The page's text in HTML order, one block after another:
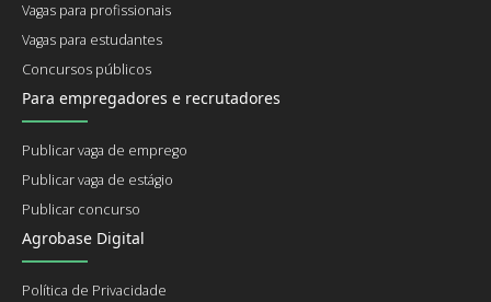
Vagas para profissionais
Vagas para estudantes
Concursos públicos
Para empregadores e recrutadores
Publicar vaga de emprego
Publicar vaga de estágio
Publicar concurso
Agrobase Digital
Política de Privacidade